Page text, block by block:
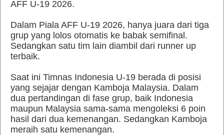
AFF U-19 2026.
Dalam Piala AFF U-19 2026, hanya juara dari tiga
grup yang lolos otomatis ke babak semifinal.
Sedangkan satu tim lain diambil dari runner up
terbaik.
Saat ini Timnas Indonesia U-19 berada di posisi
yang sejajar dengan Kamboja Malaysia. Dalam
dua pertandingan di fase grup, baik Indonesia
maupun Malaysia sama-sama mengoleksi 6 poin
hasil dari dua kemenangan. Sedangkan Kamboja
meraih satu kemenangan.